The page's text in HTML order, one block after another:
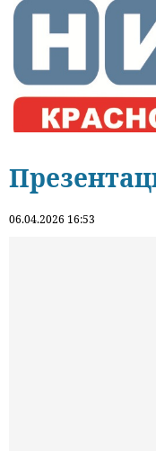
06.04.2026 16:53